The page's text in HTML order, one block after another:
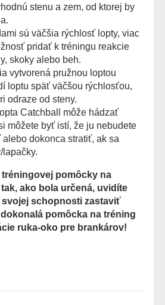
stenu a zem, od ktorej by
sú väčšia rýchlosť lopty, viac
pridať k tréningu reakcie
skoky alebo beh.
vytvorená pružnou loptou
loptu späť väčšou rýchlosťou,
odraze od steny.
Catchball môže hádzať
môžete byť istí, že ju nebudete
dokonca stratiť, ak sa
lapačky.
pomôcky na
ako bola určená, uvidíte
svojej schopnosti zastaviť
pomôcka na tréning
ruka-oko pre brankárov!